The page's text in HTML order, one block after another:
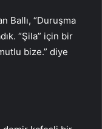
Ballı, “Duruşma
“Şila” için bir
bize.” diye